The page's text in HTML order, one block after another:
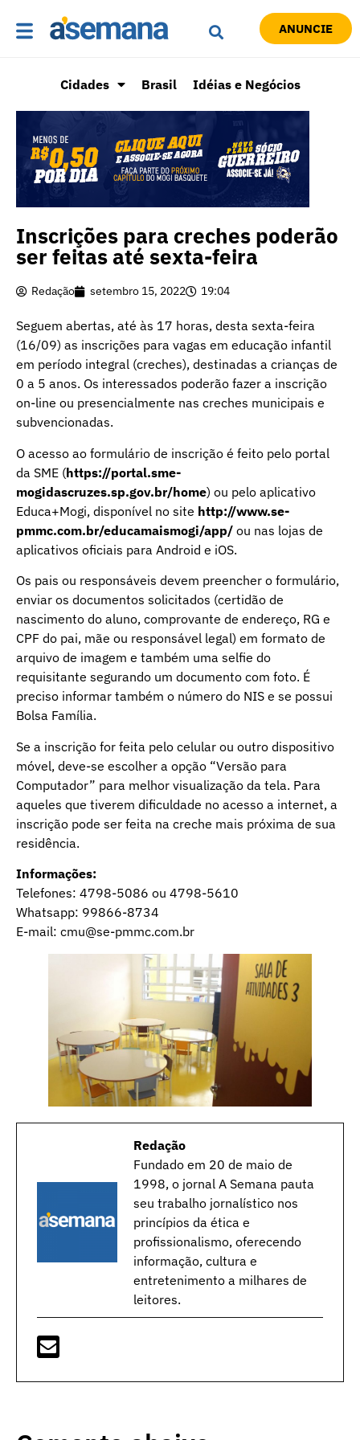
ANUNCIE
Cidades Brasil Idéias e Negócios
Inscrições para creches poderão
ser feitas até sexta-feira
Redação setembro 15, 2022 19:04
Seguem abertas, até às 17 horas, desta sexta-feira
(16/09) as inscrições para vagas em educação infantil
em período integral (creches), destinadas a crianças de
0 a 5 anos. Os interessados poderão fazer a inscrição
on-line ou presencialmente nas creches municipais e
subvencionadas.
O acesso ao formulário de inscrição é feito pelo portal
da SME (https://portal.sme-
mogidascruzes.sp.gov.br/home) ou pelo aplicativo
Educa+Mogi, disponível no site http://www.se-
pmmc.com.br/educamaismogi/app/ ou nas lojas de
aplicativos oficiais para Android e iOS.
Os pais ou responsáveis devem preencher o formulário,
enviar os documentos solicitados (certidão de
nascimento do aluno, comprovante de endereço, RG e
CPF do pai, mãe ou responsável legal) em formato de
arquivo de imagem e também uma selfie do
requisitante segurando um documento com foto. É
preciso informar também o número do NIS e se possui
Bolsa Família.
Se a inscrição for feita pelo celular ou outro dispositivo
móvel, deve-se escolher a opção “Versão para
Computador” para melhor visualização da tela. Para
aqueles que tiverem dificuldade no acesso a internet, a
inscrição pode ser feita na creche mais próxima de sua
residência.
Informações:
Telefones: 4798-5086 ou 4798-5610
Whatsapp: 99866-8734
E-mail: cmu@se-pmmc.com.br
Redação
Fundado em 20 de maio de
1998, o jornal A Semana pauta
seu trabalho jornalístico nos
princípios da ética e
profissionalismo, oferecendo
informação, cultura e
entretenimento a milhares de
leitores.